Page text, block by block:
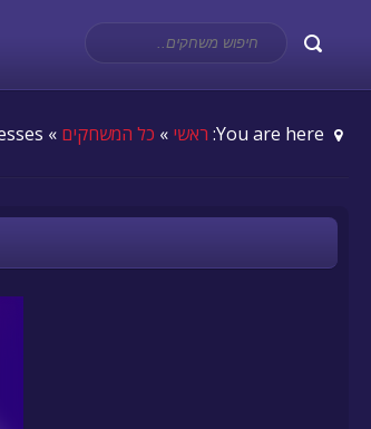
ראשי » כל המשחקים » Glamorous Princesses